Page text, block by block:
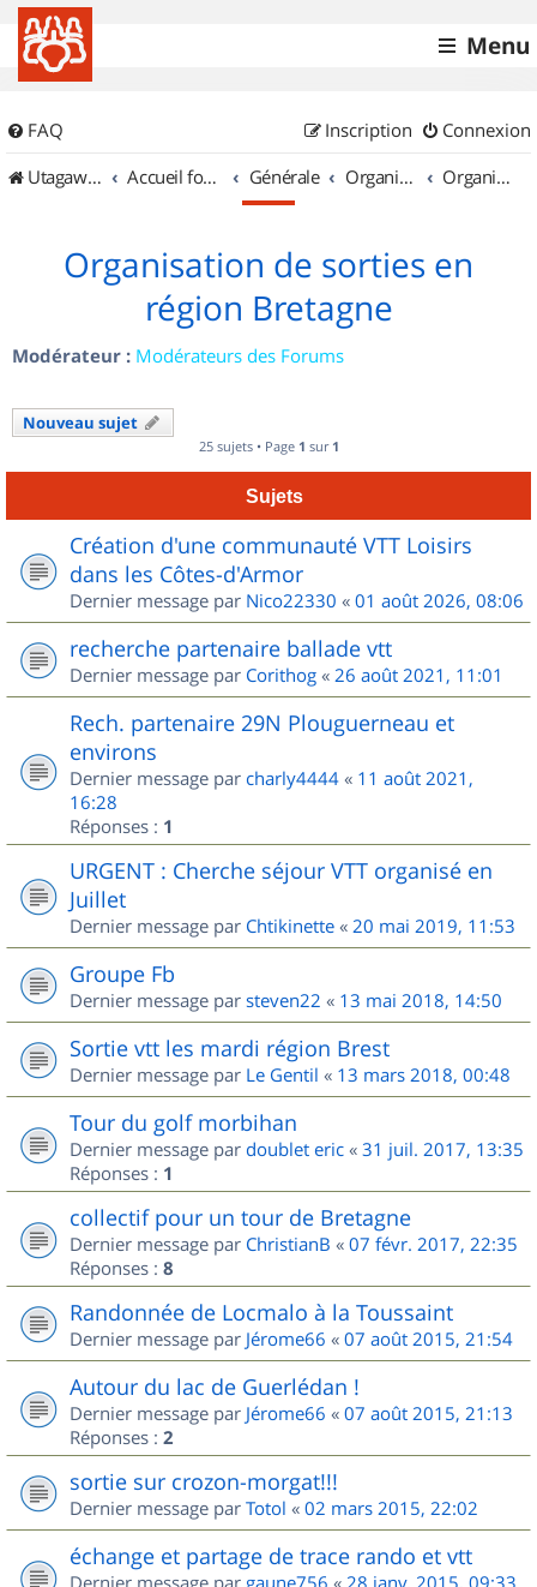
Menu
FAQ Connexion
Inscription
UtagawaVTT (Randos VTT et VTTAE avec traces GPS)
Accueil forum Générale Organisation de sorties & Recherche de partenaires Organisation de sorties en région Bretagne
Organisation de sorties en
région Bretagne
Modérateur : Modérateurs des Forums
Nouveau sujet
25 sujets • Page 1 sur 1
Sujets
Création d'une communauté VTT Loisirs
dans les Côtes-d'Armor
Dernier message par Nico22330 « 01 août 2026, 08:06
recherche partenaire ballade vtt
Dernier message par Corithog « 26 août 2021, 11:01
Rech. partenaire 29N Plouguerneau et
environs
Dernier message par charly4444 « 11 août 2021,
16:28
Réponses : 1
URGENT : Cherche séjour VTT organisé en
Juillet
Dernier message par Chtikinette « 20 mai 2019, 11:53
Groupe Fb
Dernier message par steven22 « 13 mai 2018, 14:50
Sortie vtt les mardi région Brest
Dernier message par Le Gentil « 13 mars 2018, 00:48
Tour du golf morbihan
Dernier message par doublet eric « 31 juil. 2017, 13:35
Réponses : 1
collectif pour un tour de Bretagne
Dernier message par ChristianB « 07 févr. 2017, 22:35
Réponses : 8
Randonnée de Locmalo à la Toussaint
Dernier message par Jérome66 « 07 août 2015, 21:54
Autour du lac de Guerlédan !
Dernier message par Jérome66 « 07 août 2015, 21:13
Réponses : 2
sortie sur crozon-morgat!!!
Dernier message par Totol « 02 mars 2015, 22:02
échange et partage de trace rando et vtt
Dernier message par gaune756 « 28 janv. 2015, 09:33